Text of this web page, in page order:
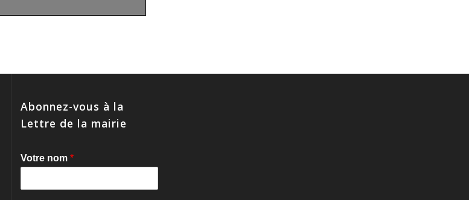
Abonnez-vous à la
Lettre de la mairie
Votre nom *